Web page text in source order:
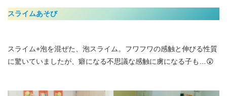
スライムあそび
スライム+泡を混ぜた、泡スライム。フワフワの感触と伸びる性質
に驚いていましたが、癖になる不思議な感触に虜になる子も…😲